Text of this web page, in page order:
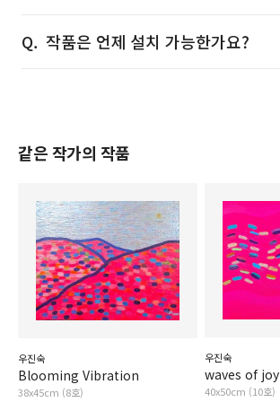
작품은 언제 설치 가능한가요?
같은 작가의 작품
우진숙
Blooming Vibration
38x45cm (8호)
우진숙
waves of joy
40x50cm (10호)